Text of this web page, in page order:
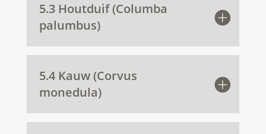
5.3 Houtduif (Columba
palumbus)
5.4 Kauw (Corvus
monedula)